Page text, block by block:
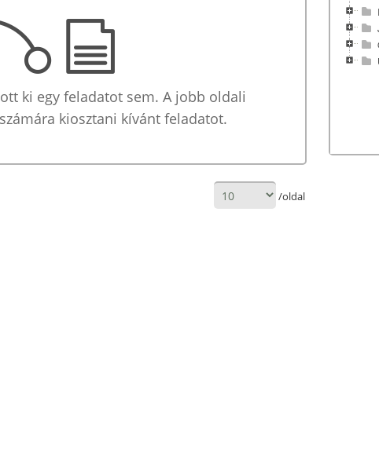
ki egy feladatot sem. A jobb oldali
kiosztani kívánt feladatot.
/oldal